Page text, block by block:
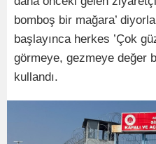
bomboş bir mağara’
başlayınca herkes ’Çok
görmeye, gezmeye değer
kullandı.